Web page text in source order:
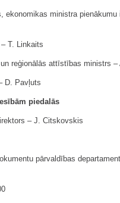
ekonomikas ministra
T. Linkaits
reģionālās attīstības ministrs ‒
D. Pavļuts
piedalās
‒ J. Citskovskis
pārvaldības